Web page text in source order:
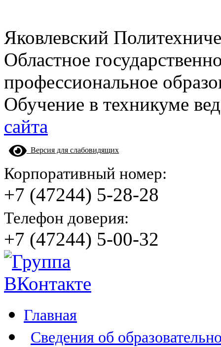
Яковлевский
Областное
профессиональное
Обучение в техникуме
сайта
Версия для слабовидящих
Корпоративный номер:
+7 (47244) 5-28-28
Телефон доверия:
+7 (47244) 5-00-32
Главная
Сведения об